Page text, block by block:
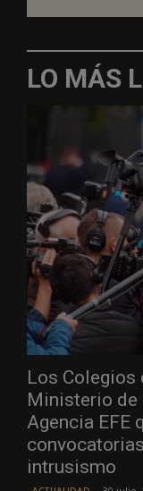
LO MÁS
Los Colegios
Ministerio
Agencia EFE
intrusismo